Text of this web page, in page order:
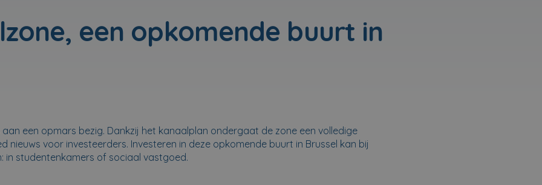
een opkomende buurt in
aan een opmars bezig. Dankzij het kanaalplan ondergaat de zone een volledige
nieuws voor investeerders. Investeren in deze opkomende buurt in Brussel kan bij
in studentenkamers of sociaal vastgoed.